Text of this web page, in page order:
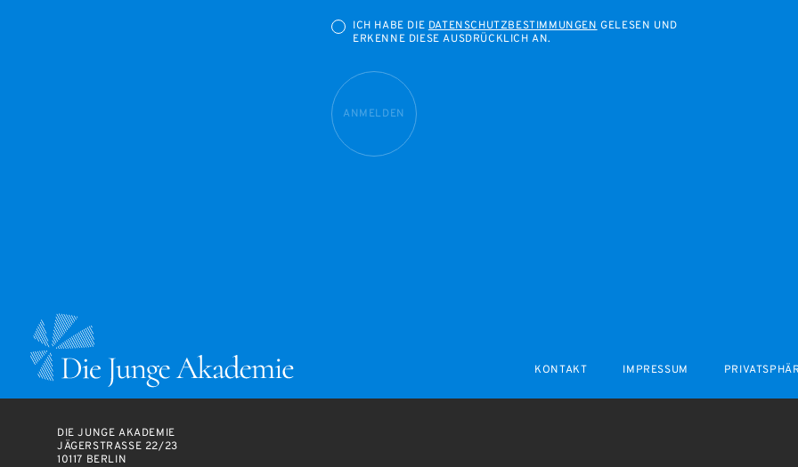
ICH HABE DIEDATENSCHUTZBESTIMMUNGENGELESEN UND
ERKENNE DIESE AUSDRÜCKLICH AN.
ANMELDEN
KONTAKT IMPRESSUM
DIE JUNGE AKADEMIE
JÄGERSTRASSE 22/23
10117 BERLIN